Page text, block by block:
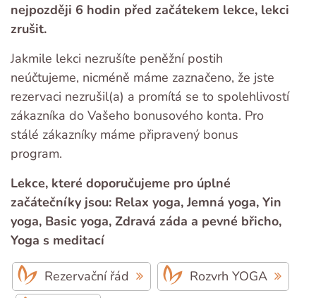
nejpozději 6 hodin před začátekem lekce, lekci
zrušit.
Jakmile lekci nezrušíte peněžní postih
neúčtujeme, nicméně máme zaznačeno, že jste
rezervaci nezrušil(a) a promítá se to spolehlivostí
zákazníka do Vašeho bonusového konta. Pro
stálé zákazníky máme připravený bonus
program.
Lekce, které doporučujeme pro úplné
začátečníky jsou: Relax yoga, Jemná yoga, Yin
yoga, Basic yoga, Zdravá záda a pevné břicho,
Yoga s meditací
Rezervační řád
Rozvrh YOGA